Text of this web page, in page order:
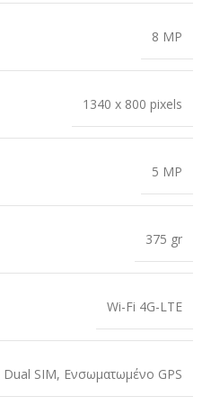
8 MP
1340 x 800 pixels
5 MP
375 gr
Wi-Fi 4G-LTE
Dual SIM, Ενσωματωμένο GPS